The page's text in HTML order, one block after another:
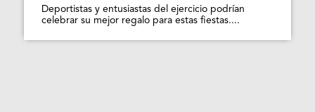
Deportistas y entusiastas del ejercicio podrían
celebrar su mejor regalo para estas fiestas....